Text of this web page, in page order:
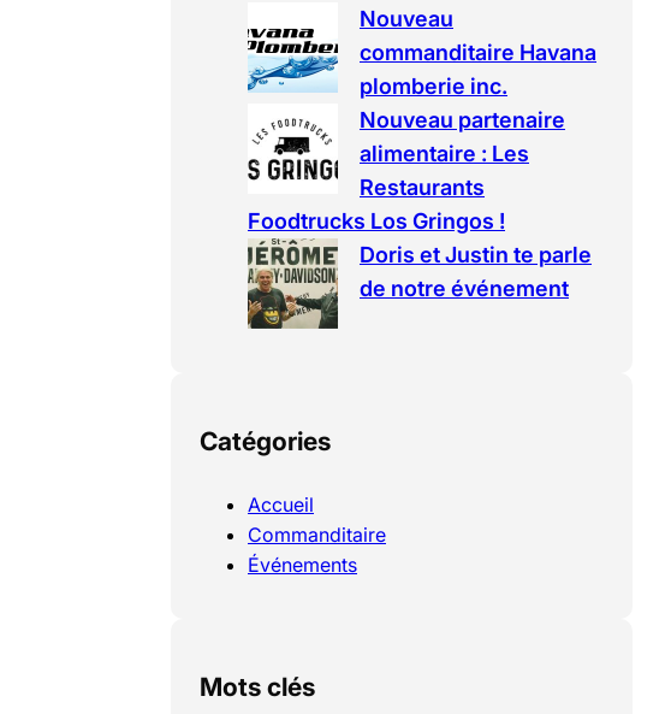
Nouveau
commanditaire Havana
plomberie inc.
Nouveau partenaire
alimentaire : Les
Restaurants
Foodtrucks Los Gringos !
Doris et Justin te parle
de notre événement
Catégories
Accueil
Commanditaire
Événements
Mots clés